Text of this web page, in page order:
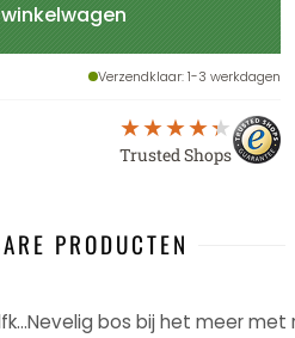
Verzendklaar: 1-3 werkdagen
Trusted Shops
PRODUCTEN
Bosmagie in de ochtendnevel Beige - Ms Tiff - Rond - Zelfklevend/niet-geweven